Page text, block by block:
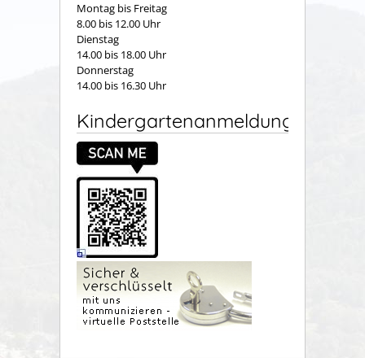
Montag bis Freitag
8.00 bis 12.00 Uhr
Dienstag
14.00 bis 18.00 Uhr
Donnerstag
14.00 bis 16.30 Uhr
Kindergartenanmeldung